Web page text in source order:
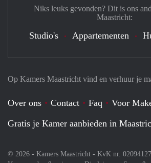
Op Kamers Maastricht vind en verhuur je
Over ons Contact Faq Voor
Gratis je Kamer aanbieden in
© 2026 - Kamers Maastricht - KvK nr.
Niks leuks gevonden? Dit is ons
Maastricht:
Studio's Appartementen